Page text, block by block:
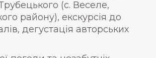
(с. Веселе,
району), екскурсія до
дегустація авторських